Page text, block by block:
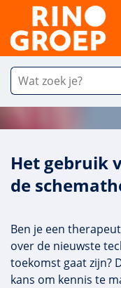
Het gebruik
de
Ben je een
over de nieuwste
toekomst gaat zijn?
kans om kennis te